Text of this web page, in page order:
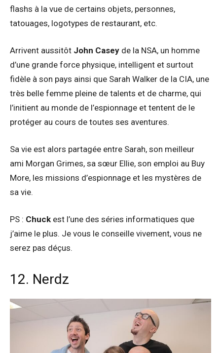
flashs à la vue de certains objets, personnes,
tatouages, logotypes de restaurant, etc.
Arrivent aussitôt John Casey de la NSA, un homme
d’une grande force physique, intelligent et surtout
fidèle à son pays ainsi que Sarah Walker de la CIA, une
très belle femme pleine de talents et de charme, qui
l’initient au monde de l’espionnage et tentent de le
protéger au cours de toutes ses aventures.
Sa vie est alors partagée entre Sarah, son meilleur
ami Morgan Grimes, sa sœur Ellie, son emploi au Buy
More, les missions d’espionnage et les mystères de
sa vie.
PS : Chuck est l’une des séries informatiques que
j’aime le plus. Je vous le conseille vivement, vous ne
serez pas déçus.
12. Nerdz